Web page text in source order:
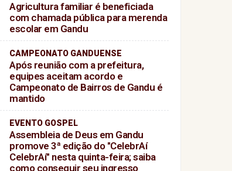
Agricultura familiar é beneficiada
com chamada pública para merenda
escolar em Gandu
CAMPEONATO GANDUENSE
Após reunião com a prefeitura,
equipes aceitam acordo e
Campeonato de Bairros de Gandu é
mantido
EVENTO GOSPEL
Assembleia de Deus em Gandu
promove 3ª edição do "CelebrAí
CelebrAí" nesta quinta-feira; saiba
como conseguir seu ingresso